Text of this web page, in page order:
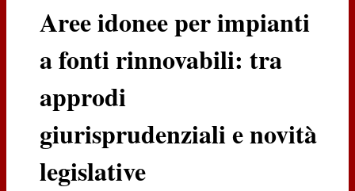
Recensioni
Documentazione
Aree idonee per impianti
a fonti rinnovabili: tra
approdi
giurisprudenziali e novità
legislative